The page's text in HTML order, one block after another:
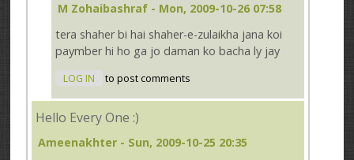
M Zohaibashraf - Mon, 2009-10-26 07:58
tera shaher bi hai shaher-e-zulaikha jana koi
paymber hi ho ga jo daman ko bacha ly jay
LOG IN to post comments
Hello Every One :)
Ameenakhter - Sun, 2009-10-25 20:35